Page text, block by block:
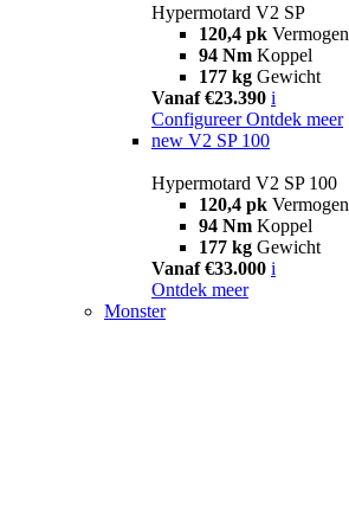
Hypermotard V2 SP
120,4 pk Vermogen
94 Nm Koppel
177 kg Gewicht
Vanaf €23.390 i
Configureer Ontdek meer
new V2 SP 100
Hypermotard V2 SP 100
120,4 pk Vermogen
94 Nm Koppel
177 kg Gewicht
Vanaf €33.000 i
Ontdek meer
Monster